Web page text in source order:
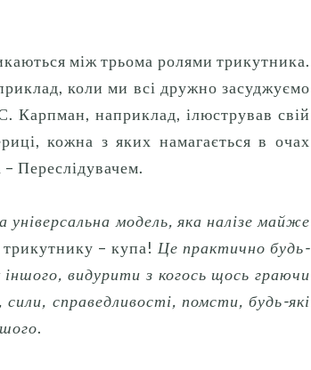
між трьома ролями трикутника.
коли ми всі дружно засуджуємо
Карпман, наприклад, ілюстрував свій
кожна з яких намагається в очах
Переслідувачем.
модель, яка налізе майже
– купа! Це практично будь-
видурити з когось щось граючи
справедливості, помсти, будь-які
.